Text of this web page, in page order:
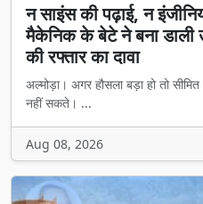
न साइंस की पढ़ाई, न
मैकेनिक के बेटे ने बना डाली
की रफ्तार का दावा
अल्मोड़ा। अगर हौसला बड़ा हो तो
नहीं सकते। ...
Aug 08, 2026